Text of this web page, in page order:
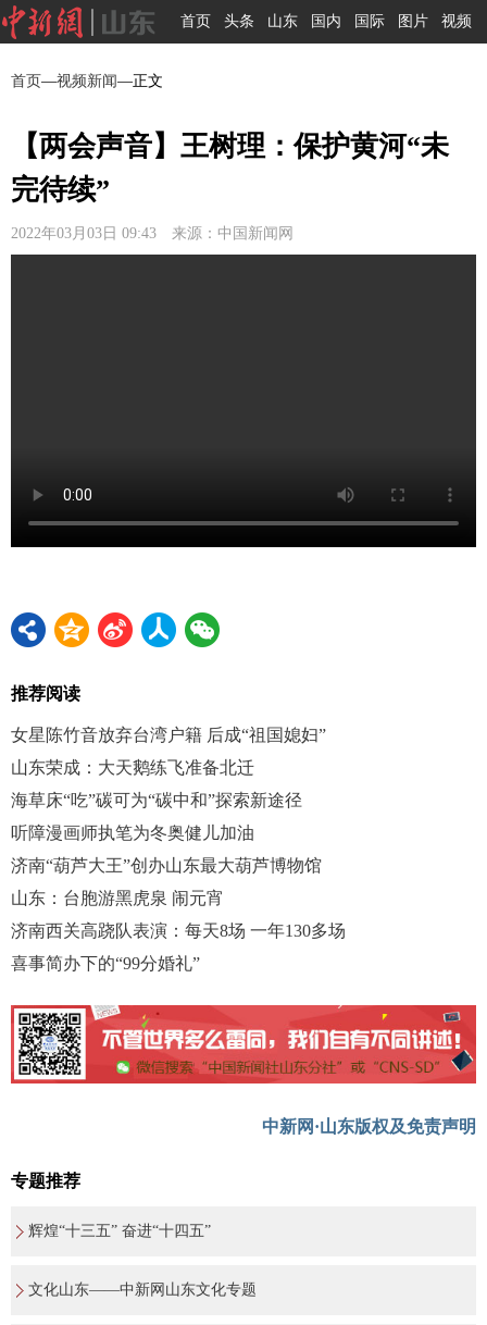
首页 头条 山东 国内 国际 图片 视频
首页—视频新闻—正文
【两会声音】王树理：保护黄河“未
完待续”
2022年03月03日 09:43 来源：中国新闻网
推荐阅读
女星陈竹音放弃台湾户籍 后成“祖国媳妇”
山东荣成：大天鹅练飞准备北迁
海草床“吃”碳可为“碳中和”探索新途径
听障漫画师执笔为冬奥健儿加油
济南“葫芦大王”创办山东最大葫芦博物馆
山东：台胞游黑虎泉 闹元宵
济南西关高跷队表演：每天8场 一年130多场
喜事简办下的“99分婚礼”
中新网·山东版权及免责声明
专题推荐
辉煌“十三五” 奋进“十四五”
文化山东——中新网山东文化专题